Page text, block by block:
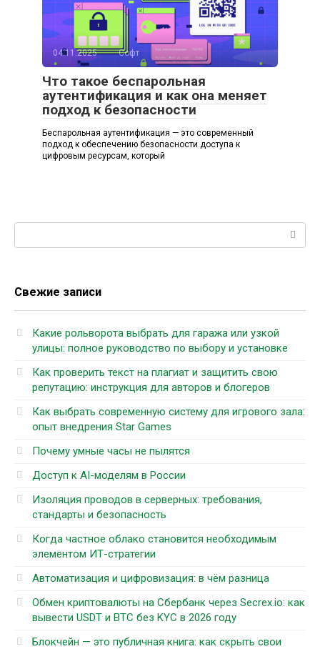
04.11.2025 Софт
Что такое беспарольная
аутентификация и как она меняет
подход к безопасности
Беспарольная аутентификация — это современный
подход к обеспечению безопасности доступа к
цифровым ресурсам, который
Свежие записи
Какие рольворота выбрать для гаража или узкой
улицы: полное руководство по выбору и установке
Как проверить текст на плагиат и защитить свою
репутацию: инструкция для авторов и блогеров
Как выбрать современную систему для игрового зала:
опыт внедрения Star Games
Почему умные часы не пылятся
Доступ к AI-моделям в России
Изоляция проводов в серверных: требования,
стандарты и безопасность
Когда частное облако становится необходимым
элементом ИТ-стратегии
Автоматизация и цифровизация: в чём разница
Обмен криптовалюты на Сбербанк через Secrex.io: как
вывести USDT и BTC без KYC в 2026 году
Блокчейн — это публичная книга: как скрыть свои